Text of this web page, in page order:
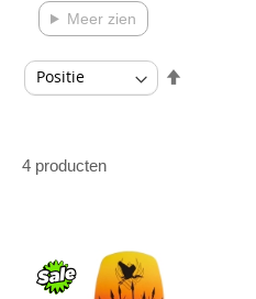
Meer zien
4 producten